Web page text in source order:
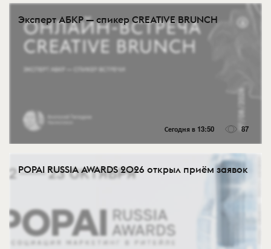
Эксперт АБКР — спикер CREATIVE BRUNCH
Сегодня в 13:50 87
POPAI RUSSIA AWARDS 2026 открыл приём заявок